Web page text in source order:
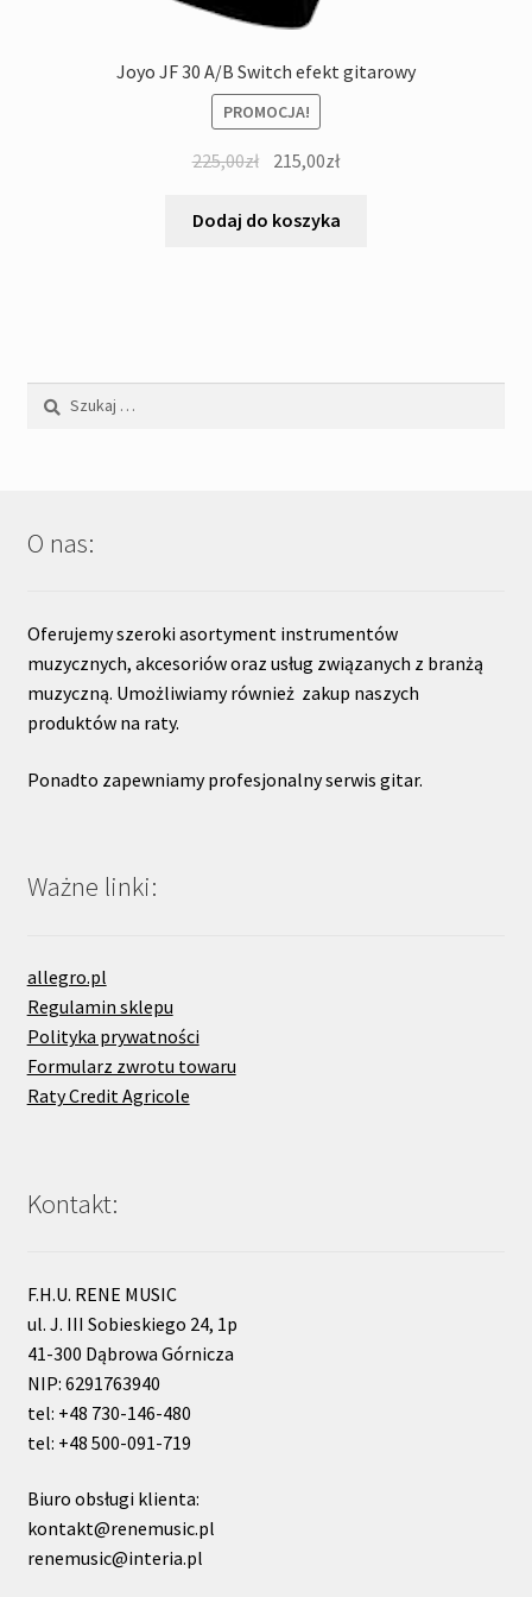
Joyo JF 30 A/B Switch efekt gitarowy
PROMOCJA!
225,00zł Pierwotna
wynosiła:
215,00złAktualna
wynosi:
Dodaj do koszyka
Szukaj:
O nas:
Oferujemy szeroki asortyment instrumentów
muzycznych, akcesoriów oraz usług związanych z branżą
muzyczną. Umożliwiamy również zakup naszych
produktów na raty.
Ponadto zapewniamy profesjonalny serwis gitar.
Ważne linki:
allegro.pl
Regulamin sklepu
Polityka prywatności
Formularz zwrotu towaru
Raty Credit Agricole
Kontakt:
F.H.U. RENE MUSIC
ul. J. III Sobieskiego 24, 1p
41-300 Dąbrowa Górnicza
NIP: 6291763940
tel: +48 730-146-480
tel: +48 500-091-719
Biuro obsługi klienta:
kontakt@renemusic.pl
renemusic@interia.pl